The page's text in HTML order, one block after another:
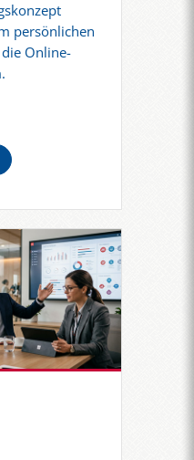
persönlichen
Online-